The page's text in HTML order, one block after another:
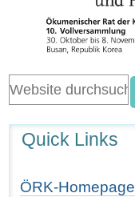
Quick Links
ÖRK-Homepage